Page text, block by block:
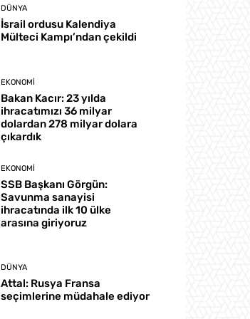
DÜNYA
İsrail ordusu Kalendiya
Mülteci Kampı’ndan çekildi
EKONOMI
Bakan Kacır: 23 yılda
ihracatımızı 36 milyar
dolardan 278 milyar dolara
çıkardık
EKONOMI
SSB Başkanı Görgün:
Savunma sanayisi
ihracatında ilk 10 ülke
arasına giriyoruz
DÜNYA
Attal: Rusya Fransa
seçimlerine müdahale ediyor